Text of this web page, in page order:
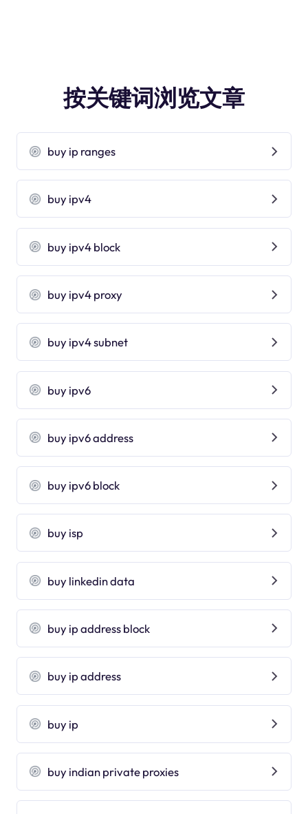
按关键词浏览文章
buy ip ranges
buy ipv4
buy ipv4 block
buy ipv4 proxy
buy ipv4 subnet
buy ipv6
buy ipv6 address
buy ipv6 block
buy isp
buy linkedin data
buy ip address block
buy ip address
buy ip
buy indian private proxies